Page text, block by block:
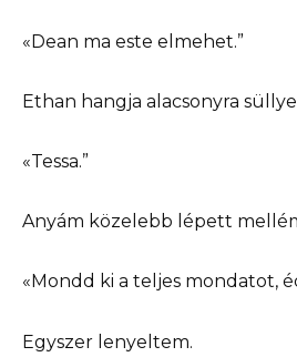
«Dean ma este elmehet.”
Ethan hangja alacsonyra
«Tessa.”
Anyám közelebb lépett
«Mondd ki a teljes mondatot,
Egyszer lenyeltem.